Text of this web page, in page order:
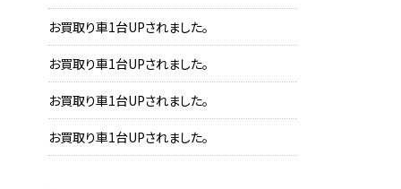
お買取り車1台UPされました。
お買取り車1台UPされました。
お買取り車1台UPされました。
お買取り車1台UPされました。